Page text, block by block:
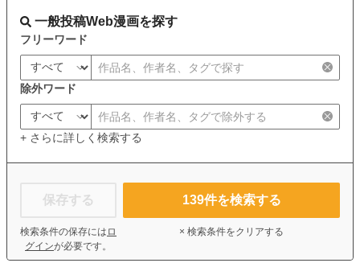
一般投稿Web漫画を探す
フリーワード
除外ワード
+ さらに詳しく検索する
保存する
検索条件の保存には ロ
グインが必要です。
139件を検索する
× 検索条件をクリアする